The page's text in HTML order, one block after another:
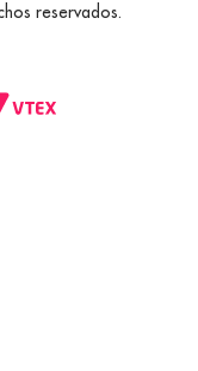
reservados.